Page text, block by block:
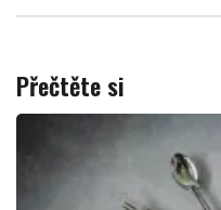
Přečtěte si